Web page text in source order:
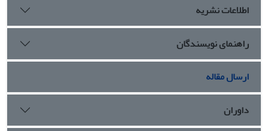
اطلاعات نشریه
راهنمای نویسندگان
ارسال مقاله
داوران